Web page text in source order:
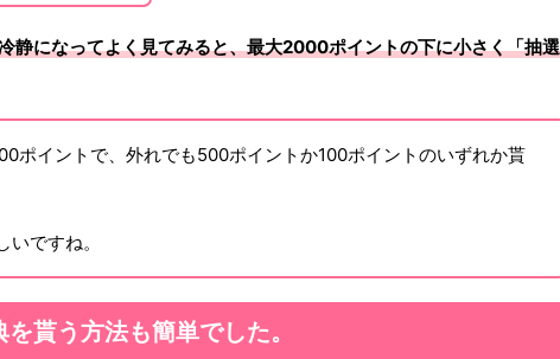
静になってよく見てみると、最大2000ポイントの下に小さく「抽選
ポイントで、外れでも500ポイントか100ポイントのいずれか貰
ですね。
を貰う方法も簡単でした。